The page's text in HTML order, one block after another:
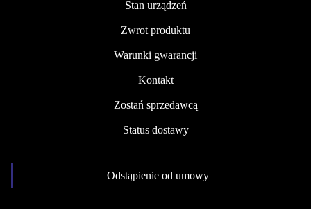
Stan urządzeń
Zwrot produktu
Warunki gwarancji
Kontakt
Zostań sprzedawcą
Status dostawy
Odstąpienie od umowy